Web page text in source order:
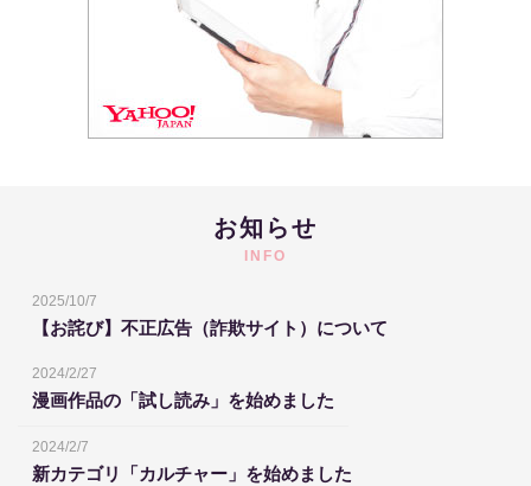
お知らせ
INFO
2025/10/7
【お詫び】不正広告（詐欺サイト）について
2024/2/27
漫画作品の「試し読み」を始めました
2024/2/7
新カテゴリ「カルチャー」を始めました